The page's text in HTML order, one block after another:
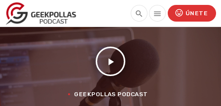
search menu mood ÚNETE
play_arrow
GEEKPOLLAS PODCAST